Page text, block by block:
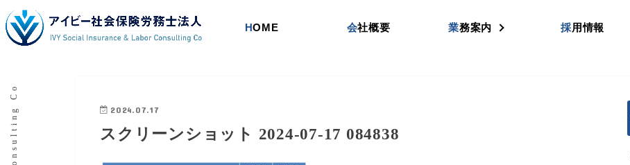
HOME 会社概要 業務案内 採用情報
2024.07.17
スクリーンショット 2024-07-17 084838